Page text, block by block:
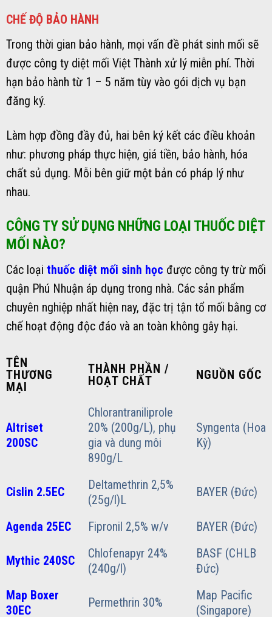
CHẾ ĐỘ BẢO HÀNH
Trong thời gian bảo hành, mọi vấn đề phát sinh mối sẽ
được công ty diệt mối Việt Thành xử lý miễn phí. Thời
hạn bảo hành từ 1 – 5 năm tùy vào gói dịch vụ bạn
đăng ký.
Làm hợp đồng đầy đủ, hai bên ký kết các điều khoản
như: phương pháp thực hiện, giá tiền, bảo hành, hóa
chất sủ dụng. Mỗi bên giữ một bản có pháp lý như
nhau.
CÔNG TY SỬ DỤNG NHỮNG LOẠI THUỐC DIỆT
MỐI NÀO?
Các loại thuốc diệt mối sinh học được công ty trừ mối
quận Phú Nhuận áp dụng trong nhà. Các sản phẩm
chuyên nghiệp nhất hiện nay, đặc trị tận tổ mối bằng cơ
chế hoạt động độc đáo và an toàn không gây hại.
TÊN
THƯƠNG
MẠI
THÀNH PHẦN /
HOẠT CHẤT
NGUỒN GỐC
Altriset
200SC
Chlorantraniliprole
20% (200g/L), phụ
gia và dung môi
890g/L
Syngenta (Hoa
Kỳ)
Cislin 2.5EC
Deltamethrin 2,5%
(25g/l)L
BAYER (Đức)
Agenda 25EC Fipronil 2,5% w/v BAYER (Đức)
Mythic 240SC
Chlofenapyr 24%
(240g/l)
BASF (CHLB
Đức)
Map Boxer
30EC
Permethrin 30%
Map Pacific
(Singapore)